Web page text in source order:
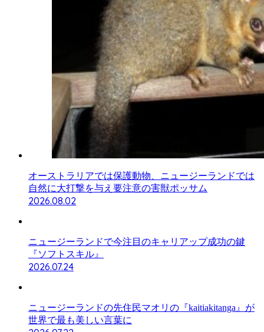
オーストラリアでは保護動物、ニュージーランドでは
自然に大打撃を与え要注意の害獣ポッサム
2026.08.02
ニュージーランドで今注目のキャリアップ成功の鍵
『ソフトスキル』
2026.07.24
ニュージーランドの先住民マオリの『kaitiakitanga』が
世界で最も美しい言葉に